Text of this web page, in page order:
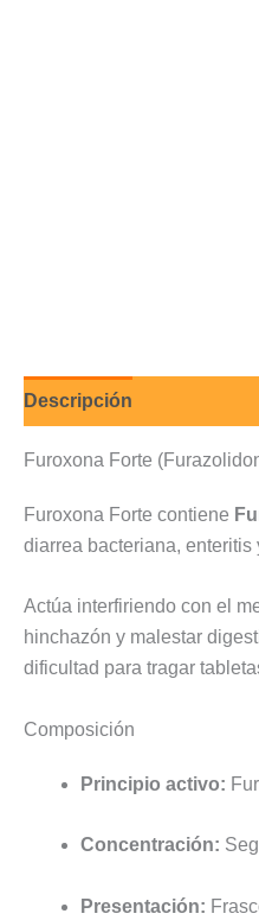
Descripción
Furoxona Forte
Furoxona Forte contiene
diarrea bacteriana,
Actúa interfiriendo con el
hinchazón y malestar
dificultad para tragar
Composición
Principio activo:
Concentración:
Presentación: